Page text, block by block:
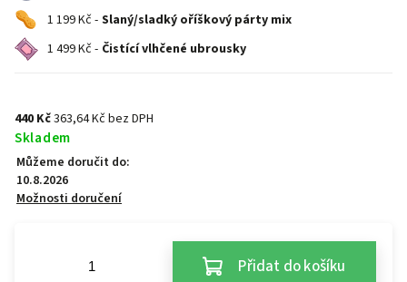
1 199 Kč - Slaný/sladký oříškový párty mix
1 499 Kč - Čistící vlhčené ubrousky
440 Kč363,64 Kč bez DPH
Skladem
Můžeme doručit do:
10.8.2026
Možnosti doručení
Přidat do košíku